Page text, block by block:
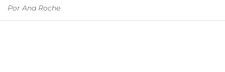
Por Ana Roche